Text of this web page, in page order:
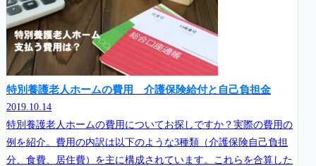
特別養護老人ホームの費用 介護保険給付と自己負担金
2019.10.14
特別養護老人ホームの費用についてお探しですか？実際の費用の
例を紹介。費用の内訳は以下のような3種類（介護保険自己負担
分、食費、居住費）を主に構成されています。これらを合算した